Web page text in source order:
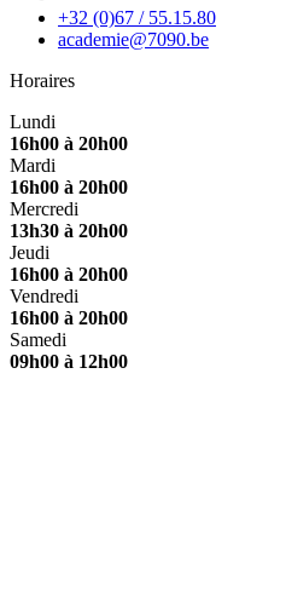
+32 (0)67 / 55.15.80
academie@7090.be
Horaires
Lundi
16h00 à 20h00
Mardi
16h00 à 20h00
Mercredi
13h30 à 20h00
Jeudi
16h00 à 20h00
Vendredi
16h00 à 20h00
Samedi
09h00 à 12h00